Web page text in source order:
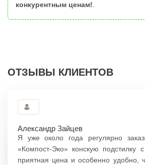
конкурентным ценам!.
ОТЗЫВЫ КЛИЕНТОВ
Александр Зайцев
Я уже около года регулярно
«Компост-Эко» конскую подстилку
приятная цена и особенно удобно,